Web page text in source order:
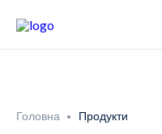
Новини
Головна Продукти